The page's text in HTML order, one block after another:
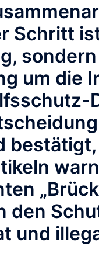
Schritt
um die
den
und